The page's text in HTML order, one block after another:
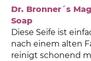
Dr. Bronner´s
Soap
Diese Seife ist
nach einem alten
reinigt schonend